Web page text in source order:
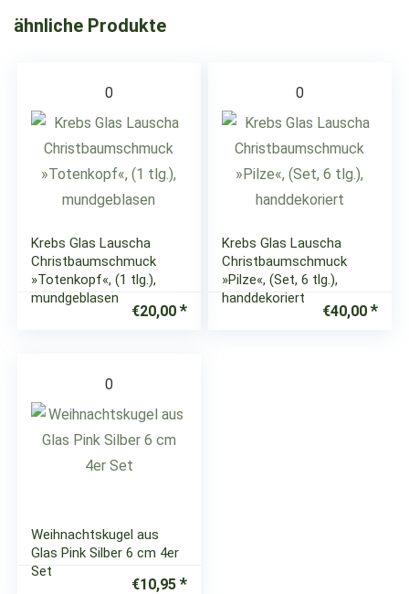
ähnliche Produkte
0
Krebs Glas Lauscha
Christbaumschmuck
»Totenkopf«, (1 tlg.),
mundgeblasen
€20,00
0
Krebs Glas Lauscha
Christbaumschmuck
»Pilze«, (Set, 6 tlg.),
handdekoriert
€40,00
0
Weihnachtskugel aus
Glas Pink Silber 6 cm 4er
Set
€10,95